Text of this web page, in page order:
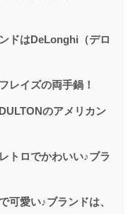
ドはDeLonghi（デロ
レイズの両手鍋！
のアメリカン
トロでかわいい♪ブラ
可愛い♪ブランドは、